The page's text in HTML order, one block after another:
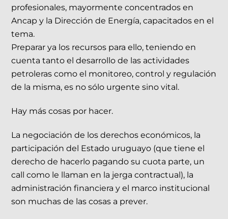
profesionales, mayormente concentrados en
Ancap y la Dirección de Energía, capacitados en el
tema.
Preparar ya los recursos para ello, teniendo en
cuenta tanto el desarrollo de las actividades
petroleras como el monitoreo, control y regulación
de la misma, es no sólo urgente sino vital.
Hay más cosas por hacer.
La negociación de los derechos económicos, la
participación del Estado uruguayo (que tiene el
derecho de hacerlo pagando su cuota parte, un
call como le llaman en la jerga contractual), la
administración financiera y el marco institucional
son muchas de las cosas a prever.